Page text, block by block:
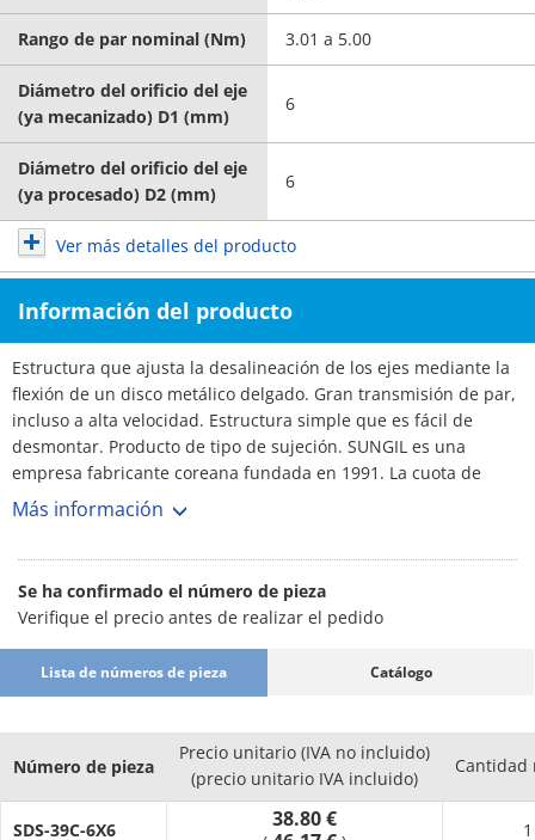
Rango de par nominal (Nm) 3.01 a 5.00
Diámetro del orificio del eje
(ya mecanizado) D1 (mm)
6
Diámetro del orificio del eje
(ya procesado) D2 (mm)
6
Ver más detalles del producto
Información del producto
Estructura que ajusta la desalineación de los ejes mediante la
flexión de un disco metálico delgado. Gran transmisión de par,
incluso a alta velocidad. Estructura simple que es fácil de
desmontar. Producto de tipo de sujeción. SUNGIL es una
empresa fabricante coreana fundada en 1991. La cuota de
mercado de acoplamientos en Corea es del 70%, con más de
Más información
Se ha confirmado el número de pieza
Verifique el precio antes de realizar el pedido
Lista de números de pieza Catálogo
Número de pieza
Precio unitario (IVA no incluido)
(precio unitario IVA incluido)
Cantidad
SDS-39C-6X6 38.80 €